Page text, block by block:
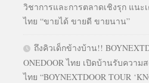
วิชาการและการตลาดเชิงรุก แนะ
ไทย “ขายได้ ขายดี ขายนาน”
ถึงคิวเด็กข้างบ้าน!!
ONEDOOR ไทย เปิดบ้านรับควา
ไทย “BOYNEXTDOOR TOUR